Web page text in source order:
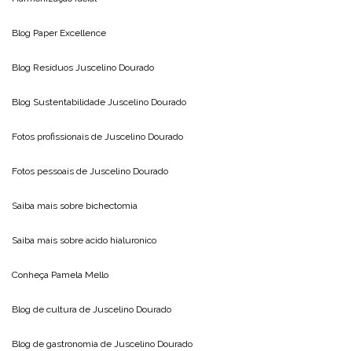
Blog Paper Excellence
Blog Resíduos Juscelino Dourado
Blog Sustentabilidade Juscelino Dourado
Fotos profissionais de Juscelino Dourado
Fotos pessoais de Juscelino Dourado
Saiba mais sobre bichectomia
Saiba mais sobre acido hialuronico
Conheça Pamela Mello
Blog de cultura de Juscelino Dourado
Blog de gastronomia de Juscelino Dourado